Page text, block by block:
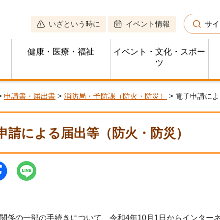
いざという時に イベント情報 サ
健康・医療・福祉
イベント・文化・スポー
ツ
申請書・届出書 > 消防局・予防課（防火・防災） > 電子申請に
請による届出等（防火・防災）
の一部の手続きについて、令和4年10月1日からインター